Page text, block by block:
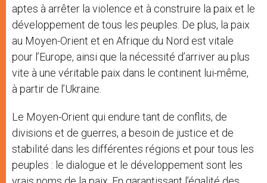
aptes à arrêter la violence et à construire la paix et le
développement de tous les peuples. De plus, la paix
au Moyen-Orient et en Afrique du Nord est vitale
pour l’Europe, ainsi que la nécessité d’arriver au plus
vite à une véritable paix dans le continent lui-même,
à partir de l’Ukraine.
Le Moyen-Orient qui endure tant de conflits, de
divisions et de guerres, a besoin de justice et de
stabilité dans les différentes régions et pour tous les
peuples : le dialogue et le développement sont les